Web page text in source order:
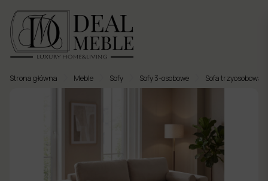
Strona główna Meble Sofy Sofy 3-osobowe Sofa trzyosobowa